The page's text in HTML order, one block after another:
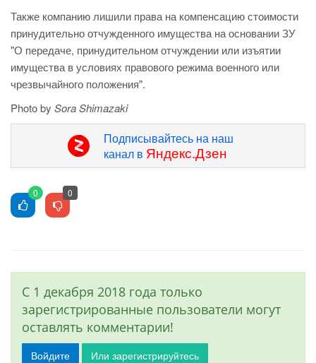
Также компанию лишили права на компенсацию стоимости
принудительно отчужденного имущества на основании ЗУ
"О передаче, принудительном отчуждении или изъятии
имущества в условиях правового режима военного или
чрезвычайного положения".
Photo by Sora Shimazaki
Подписывайтесь на наш
канал в Яндекс.Дзен
0 0
С 1 декабря 2018 года только
зарегистрированные пользователи могут
оставлять комментарии!
Войдите Или зарегистрируйтесь